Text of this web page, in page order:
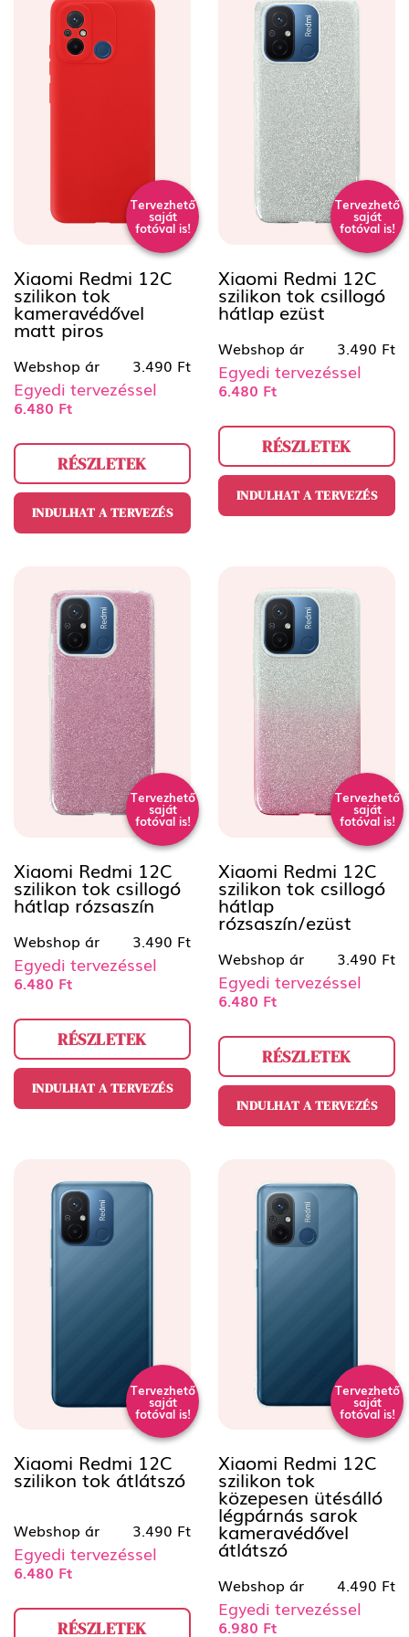
Tervezhető
saját
fotóval is!
Xiaomi Redmi 12C
szilikon tok
kameravédővel
matt piros
Webshop ár 3.490 Ft
Egyedi tervezéssel
6.480 Ft
RÉSZLETEK
INDULHAT A TERVEZÉS
Tervezhető
saját
fotóval is!
Xiaomi Redmi 12C
szilikon tok csillogó
hátlap ezüst
Webshop ár 3.490 Ft
Egyedi tervezéssel
6.480 Ft
RÉSZLETEK
INDULHAT A TERVEZÉS
Tervezhető
saját
fotóval is!
Xiaomi Redmi 12C
szilikon tok csillogó
hátlap rózsaszín
Webshop ár 3.490 Ft
Egyedi tervezéssel
6.480 Ft
RÉSZLETEK
INDULHAT A TERVEZÉS
Tervezhető
saját
fotóval is!
Xiaomi Redmi 12C
szilikon tok csillogó
hátlap
rózsaszín/ezüst
Webshop ár 3.490 Ft
Egyedi tervezéssel
6.480 Ft
RÉSZLETEK
INDULHAT A TERVEZÉS
Tervezhető
saját
fotóval is!
Xiaomi Redmi 12C
szilikon tok átlátszó
Webshop ár 3.490 Ft
Egyedi tervezéssel
6.480 Ft
RÉSZLETEK
Tervezhető
saját
fotóval is!
Xiaomi Redmi 12C
szilikon tok
közepesen ütésálló
légpárnás sarok
kameravédővel
átlátszó
Webshop ár 4.490 Ft
Egyedi tervezéssel
6.980 Ft